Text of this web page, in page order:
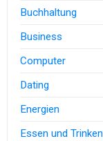
Buchhaltung
Business
Computer
Dating
Energien
Essen und Trinken